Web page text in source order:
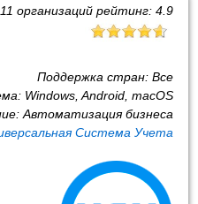
организаций рейтинг: 4.9
Поддержка стран: Все
Windows, Android, macOS
Автоматизация бизнеса
Система Учета